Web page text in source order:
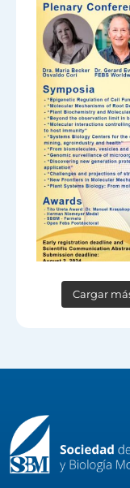
Cargar